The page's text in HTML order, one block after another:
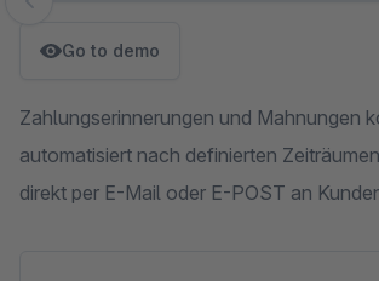
Skip image gallery
Go to demo
Zahlungserinnerungen und Mahnungen
automatisiert nach definierten
direkt per E-Mail oder E-POST an